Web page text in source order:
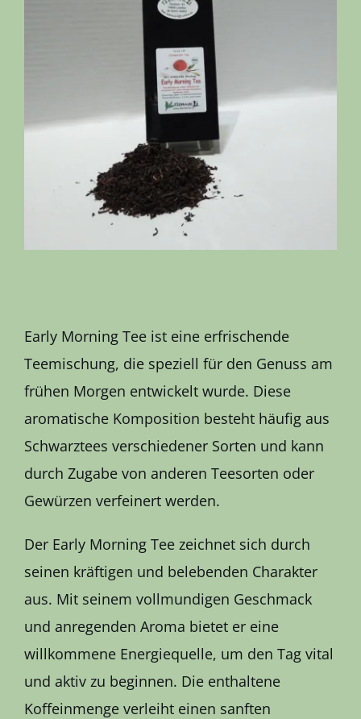
Kontakt
Early Morning Tee ist eine erfrischende
Teemischung, die speziell für den Genuss am
frühen Morgen entwickelt wurde. Diese
aromatische Komposition besteht häufig aus
Schwarztees verschiedener Sorten und kann
durch Zugabe von anderen Teesorten oder
Gewürzen verfeinert werden.
Der Early Morning Tee zeichnet sich durch
seinen kräftigen und belebenden Charakter
aus. Mit seinem vollmundigen Geschmack
und anregenden Aroma bietet er eine
willkommene Energiequelle, um den Tag vital
und aktiv zu beginnen. Die enthaltene
Koffeinmenge verleiht einen sanften